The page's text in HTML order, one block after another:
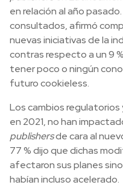
en relación al año
consultados, afirmó
nuevas iniciativas de la
contras respecto a un 9
tener poco o ningún
futuro cookieless.
Los cambios
en 2021, no han
publishersde cara al
77 % dijo que dichas
afectaron sus planes
habían incluso acelerado.